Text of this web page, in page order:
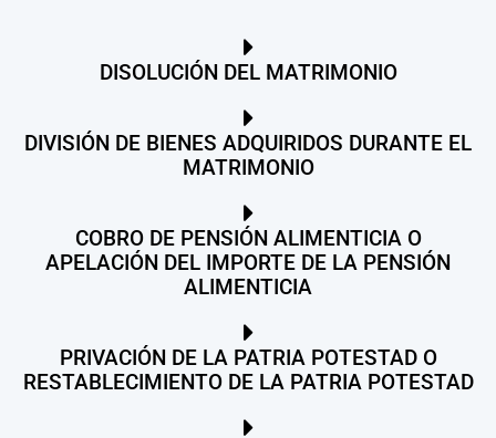
DISOLUCIÓN DEL MATRIMONIO
DIVISIÓN DE BIENES ADQUIRIDOS DURANTE EL
MATRIMONIO
COBRO DE PENSIÓN ALIMENTICIA O
APELACIÓN DEL IMPORTE DE LA PENSIÓN
ALIMENTICIA
PRIVACIÓN DE LA PATRIA POTESTAD O
RESTABLECIMIENTO DE LA PATRIA POTESTAD